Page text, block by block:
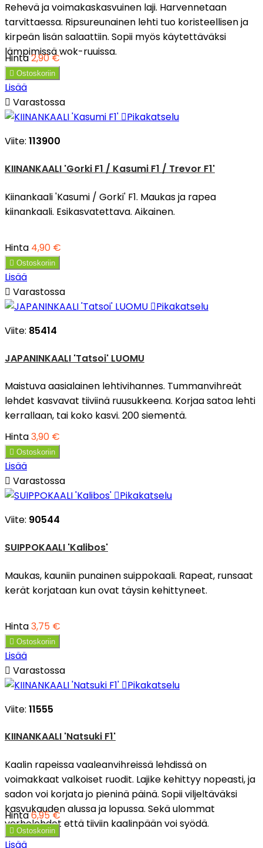
Rehevä ja voimakaskasvuinen laji. Harvennetaan
tarvittaessa. Ripsureunainen lehti tuo koristeellisen ja
kirpeän lisän salaattiin. Sopii myös käytettäväksi
lämpimissä wok-ruuissa.
Hinta2,90 €
 Ostoskoriin
Lisää
 Varastossa
Pikakatselu
Viite: 113900
KIINANKAALI 'Gorki F1 / Kasumi F1 / Trevor F1'
Kiinankaali 'Kasumi / Gorki' F1. Maukas ja rapea
kiinankaali. Esikasvatettava. Aikainen.
Hinta 4,90 €
 Ostoskoriin
Lisää
 Varastossa
Pikakatselu
Viite: 85414
JAPANINKAALI 'Tatsoi' LUOMU
Maistuva aasialainen lehtivihannes. Tummanvihreät
lehdet kasvavat tiiviinä ruusukkeena. Korjaa satoa lehti
kerrallaan, tai koko kasvi. 200 siementä.
Hinta3,90 €
 Ostoskoriin
Lisää
 Varastossa
Pikakatselu
Viite: 90544
SUIPPOKAALI 'Kalibos'
Maukas, kauniin punainen suippokaali. Rapeat, runsaat
kerät korjataan kun ovat täysin kehittyneet.
Hinta3,75 €
 Ostoskoriin
Lisää
 Varastossa
Pikakatselu
Viite: 11555
KIINANKAALI 'Natsuki F1'
Kaalin rapeissa vaaleanvihreissä lehdissä on
voimakkaat valkoiset ruodit. Lajike kehittyy nopeasti, ja
sadon voi korjata jo pieninä päinä. Sopii viljeltäväksi
kasvukauden alussa ja lopussa. Sekä ulommat
verholehdet että tiiviin kaalinpään voi syödä.
Hinta6,95 €
 Ostoskoriin
Lisää